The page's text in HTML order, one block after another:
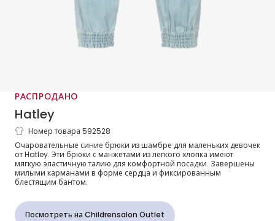
РАСПРОДАНО
Hatley
Синие хлопковые брюки шамбре для
девочек
Номер товара 592528
Очаровательные синие брюки из шамбре для маленьких девочек
от Hatley. Эти брюки с манжетами из легкого хлопка имеют
мягкую эластичную талию для комфортной посадки. Завершены
милыми карманами в форме сердца и фиксированным
блестящим бантом.
Посмотреть на Childrensalon Outlet